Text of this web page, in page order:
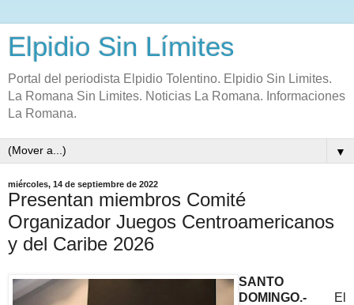
Elpidio Sin Límites
Portal del periodista Elpidio Tolentino. Elpidio Sin Limites.
La Romana Sin Limites. Noticias La Romana. Informaciones
La Romana.
▼
miércoles, 14 de septiembre de 2022
Presentan miembros Comité
Organizador Juegos Centroamericanos
y del Caribe 2026
SANTO
DOMINGO.-
El